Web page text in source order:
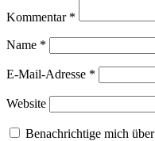
Kommentar *
Name *
E-Mail-Adresse *
Website
Benachrichtige mich